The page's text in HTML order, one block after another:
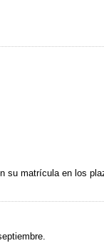
su matrícula en los